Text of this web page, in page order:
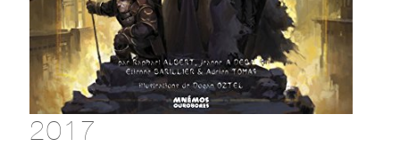
2017